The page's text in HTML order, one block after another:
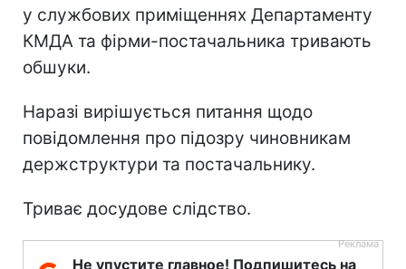
у службових приміщеннях Департаменту
КМДА та фірми-постачальника тривають
обшуки.
Наразі вирішується питання щодо
повідомлення про підозру чиновникам
держструктури та постачальнику.
Триває досудове слідство.
Не упустите главное! Подпишитесь на